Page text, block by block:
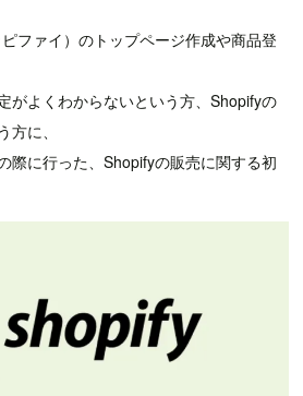
ファイ）のトップページ作成や商品登
がよくわからないという方、Shopifyの
に、
際に行った、Shopifyの販売に関する初